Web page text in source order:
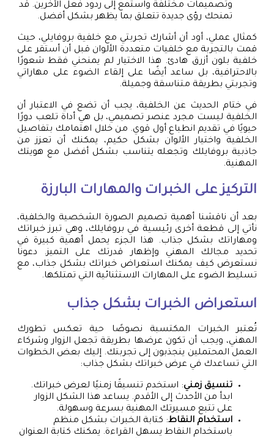
وتصميمات مختلفة واستمع إلى ردود فعل الآخرين. قد
تمنحك رؤى جديدة تتعلق بما يظهر بشكل أفضل.
كمثال عملي، أود أن أشارك تجربتي مع خلفية بروفايلي، حيث
قمت بالتجربة مع خلفيات متعددة الألوان قبل أن أستقر على
خلفية بلون أزرق هادئ. هذا الاختيار لم يمنحني فقط شعورًا
بالاحترافية، بل ساعد أيضًا على إلقاء الضوء على مهاراتي
وتجربتي بطريقة متناسقة وجميلة.
في ختام الحديث عن الخلفية، يجب أن تضع في الاعتبار أن
الخلفية ليست مجرد عنصر تصميمي، بل هي أداة تلعب دورًا
حيويًا في تقديم انطباع أول قوي. من خلال اهتمامك بتفاصيل
الخلفية واختيار الألوان بشكل حكيم، يمكنك أن تعزز من
جاذبية بروفايلك وتجعله يتناسب بشكل أفضل مع هويتك
المهنية.
التركيز على الخبرات والمهارات البارزة
بعد أن ناقشنا أهمية تصميم الصورة الشخصية والخلفية،
نأتي إلى قطعة أخرى رئيسية في بروفايلك، وهي تبرز خبراتك
ومهاراتك بشكل جذاب. هذا الجزء يحمل أهمية كبيرة في
تحديد مجالك المهني وإظهار قدرتك على التميز. دعونا
نستعرض كيف يمكنك استعراض خبراتك بشكل جذاب، مع
تسليط الضوء على المهارات الاستثنائية التي تمتلكها.
استعراض الخبرات بشكل جذاب
تُعتبر الخبرات المكتسبة نصوصًا حية تعكس تطورك
المهني، ويجب أن تكون عرضها بطريقة تجعل الزوار وشركاء
العمل المحتملين ينجذبون إلى تجربتك. إليك بعض الخطوات
التي تساعدك في عرض خبراتك بشكل جذاب:
تنسيق زمني: استخدم تنسيقًا زمنيًا لعرض خبراتك.
ابدأ من الأحدث إلى الأقدم. يساعد هذا الشكل الزوار
على تتبع مسيرتك المهنية بسرعة وسهولة.
استخدام النقاط: كتابة الخبرات بشكل منظم
باستخدام النقاط يسهل القراءة. يمكنك كتابة العنوان